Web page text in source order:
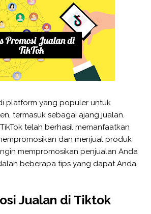
platform yang populer untuk
termasuk sebagai ajang jualan.
telah berhasil memanfaatkan
dan menjual produk
mempromosikan penjualan Anda
beberapa tips yang dapat Anda
Jualan di Tiktok